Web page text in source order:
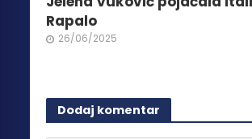
Rapalo
26/06/2025
Dodaj komentar